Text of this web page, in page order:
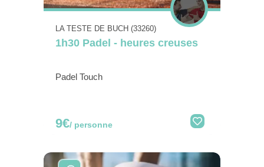
LA TESTE DE BUCH (33260)
1h30 Padel - heures creuses
Padel Touch
9€/ personne